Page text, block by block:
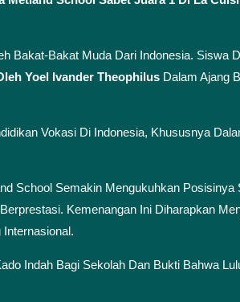
Bakat-Bakat Muda Dari Indonesia.
Yoel Ivander Theophilus Dalam Ajang
Vokasi Di Indonesia, Khususnya
School Semakin Mengukuhkan
Kemenangan Ini Diharapkan
Indah Bagi Sekolah Dan Bukti Bahwa